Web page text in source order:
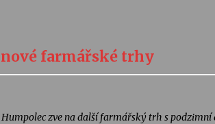
farmářské trhy
zve na další farmářský trh s